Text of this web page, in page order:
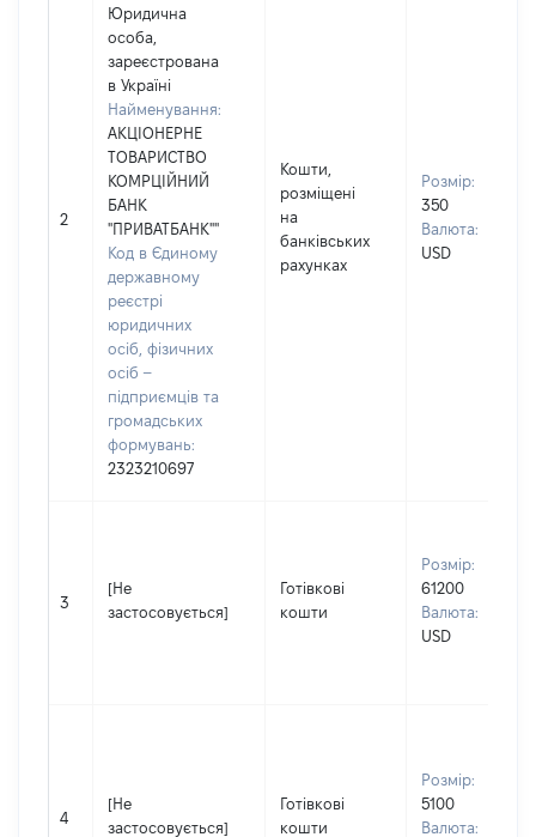
2
Юридична
особа,
зареєстрована
в Україні
Найменування:
АКЦІОНЕРНЕ
ТОВАРИСТВО
КОМРЦІЙНИЙ
БАНК
"ПРИВАТБАНК""
Код в Єдиному
державному
реєстрі
юридичних
осіб, фізичних
осіб –
підприємців та
громадських
формувань:
2323210697
Кошти,
розміщені
на
банківських
рахунках
Розмір:
350
Валюта:
USD
3
[Не
застосовується]
Готівкові
кошти
Розмір:
61200
Валюта:
USD
4
[Не
застосовується]
Готівкові
кошти
Розмір:
5100
Валюта: